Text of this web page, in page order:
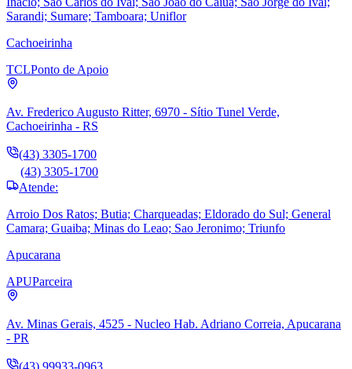
Sarandi; Sumare; Tamboara; Uniflor
Cachoeirinha
TCLPonto de Apoio
Av. Frederico Augusto Ritter, 6970 - Sítio Tunel Verde,
Cachoeirinha - RS
(43) 3305-1700
(43) 3305-1700
Atende:
Arroio Dos Ratos; Butia; Charqueadas; Eldorado do Sul; General
Camara; Guaiba; Minas do Leao; Sao Jeronimo; Triunfo
Apucarana
APUParceira
Av. Minas Gerais, 4525 - Nucleo Hab. Adriano Correia, Apucarana
- PR
(43) 99933-0963